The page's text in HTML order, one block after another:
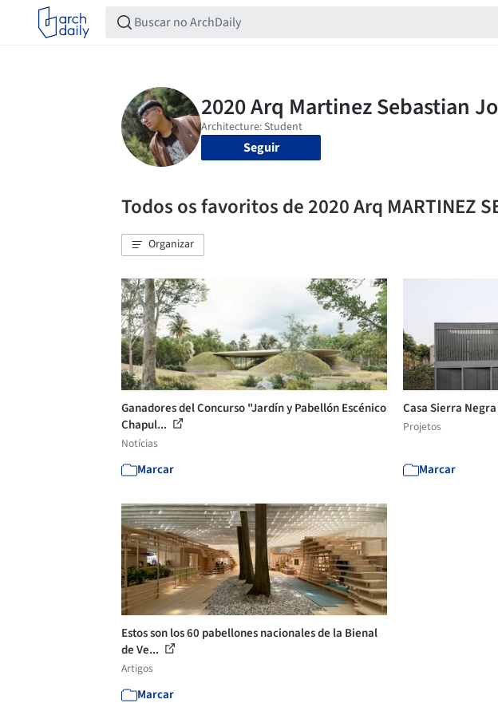
Seguir
Todos os favoritos de 2020 Arq MARTINEZ
Organizar
Ganadores del Concurso "Jardín y Pabellón Escénico
Chapul...
Notícias
Marcar
Casa Sierra Negra
Projetos
Marcar
Estos son los 60 pabellones nacionales de la Bienal
de Ve...
Artigos
Marcar